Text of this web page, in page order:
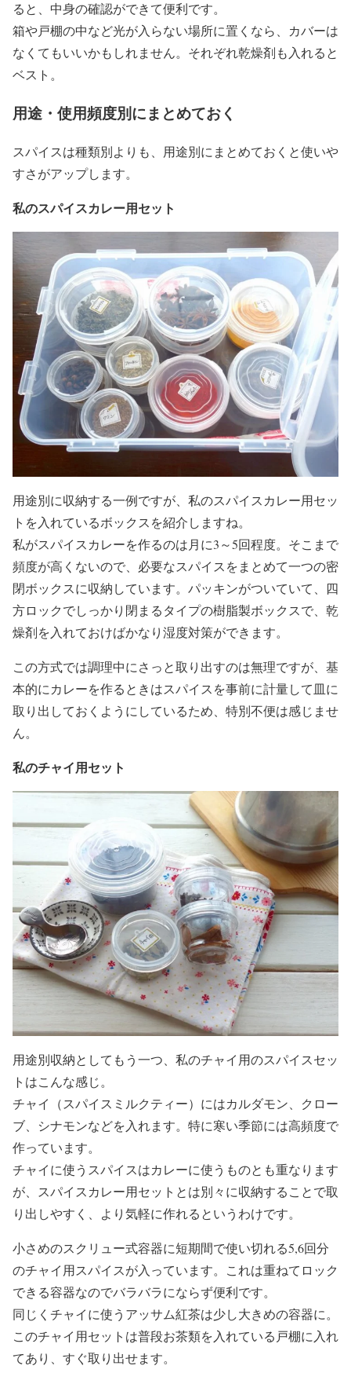
ると、中身の確認ができて便利です。
箱や戸棚の中など光が入らない場所に置くなら、カバーは
なくてもいいかもしれません。それぞれ乾燥剤も入れると
ベスト。
用途・使用頻度別にまとめておく
スパイスは種類別よりも、用途別にまとめておくと使いや
すさがアップします。
私のスパイスカレー用セット
用途別に収納する一例ですが、私のスパイスカレー用セッ
トを入れているボックスを紹介しますね。
私がスパイスカレーを作るのは月に3～5回程度。そこまで
頻度が高くないので、必要なスパイスをまとめて一つの密
閉ボックスに収納しています。パッキンがついていて、四
方ロックでしっかり閉まるタイプの樹脂製ボックスで、乾
燥剤を入れておけばかなり湿度対策ができます。
この方式では調理中にさっと取り出すのは無理ですが、基
本的にカレーを作るときはスパイスを事前に計量して皿に
取り出しておくようにしているため、特別不便は感じませ
ん。
私のチャイ用セット
用途別収納としてもう一つ、私のチャイ用のスパイスセッ
トはこんな感じ。
チャイ（スパイスミルクティー）にはカルダモン、クロー
ブ、シナモンなどを入れます。特に寒い季節には高頻度で
作っています。
チャイに使うスパイスはカレーに使うものとも重なります
が、スパイスカレー用セットとは別々に収納することで取
り出しやすく、より気軽に作れるというわけです。
小さめのスクリュー式容器に短期間で使い切れる5,6回分
のチャイ用スパイスが入っています。これは重ねてロック
できる容器なのでバラバラにならず便利です。
同じくチャイに使うアッサム紅茶は少し大きめの容器に。
このチャイ用セットは普段お茶類を入れている戸棚に入れ
てあり、すぐ取り出せます。